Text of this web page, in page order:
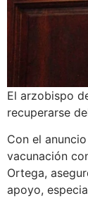
El arzobispo
recuperarse
Con el
vacunación
Ortega,
apoyo,